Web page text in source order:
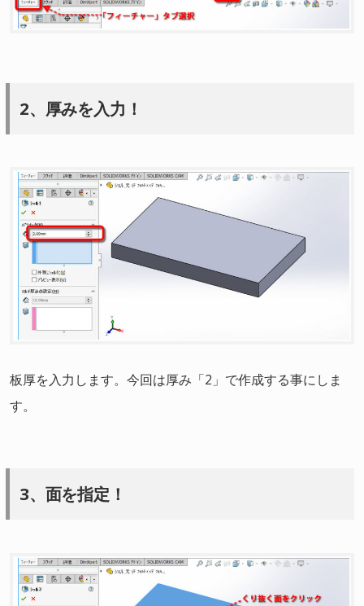
2、厚みを入力！
板厚を入力します。今回は厚み「2」で作成する事にしま
す。
3、面を指定！